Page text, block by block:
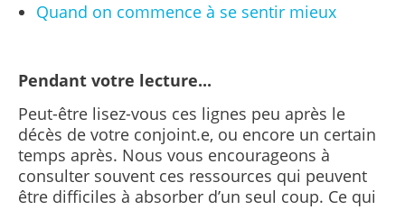
Quand on commence à se sentir mieux
Pendant votre lecture...
Peut-être lisez-vous ces lignes peu après le
décès de votre conjoint.e, ou encore un certain
temps après. Nous vous encourageons à
consulter souvent ces ressources qui peuvent
être difficiles à absorber d’un seul coup. Ce qui